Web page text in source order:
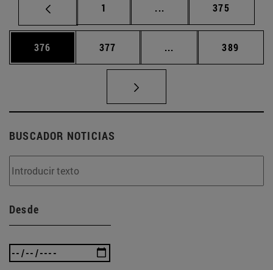
Página
1 ... Páginas intermedias
Página
375
Página
376 Página
377 ... Páginas intermedias
Página
389
BUSCADOR NOTICIAS
Desde